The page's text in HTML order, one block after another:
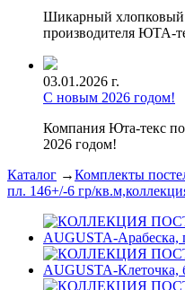
Шикарный хлопковый
производителя ЮТА-
03.01.2026 г.
С новым 2026 годом!
Компания Юта-текс
2026 годом!
Каталог →Комплекты
пл. 146+/-6 гр/